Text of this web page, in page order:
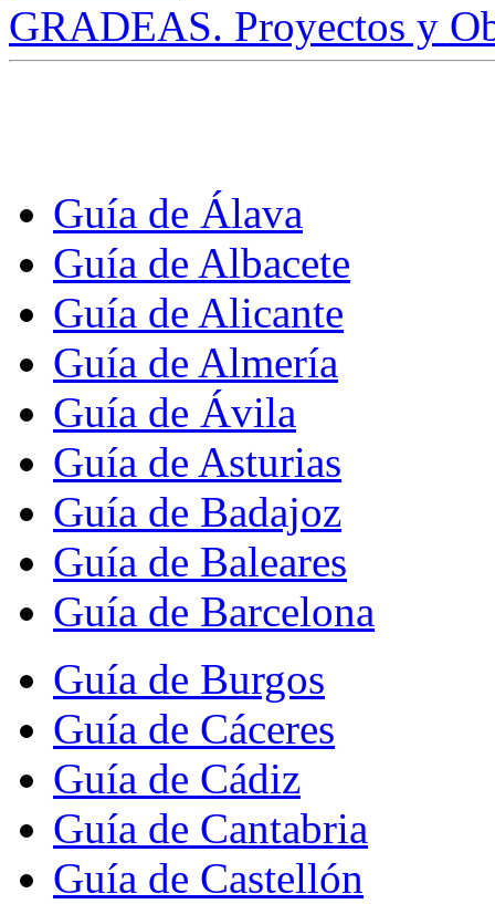
GRADEAS. Proyectos y
Guía de Álava
Guía de Albacete
Guía de Alicante
Guía de Almería
Guía de Ávila
Guía de Asturias
Guía de Badajoz
Guía de Baleares
Guía de Barcelona
Guía de Burgos
Guía de Cáceres
Guía de Cádiz
Guía de Cantabria
Guía de Castellón